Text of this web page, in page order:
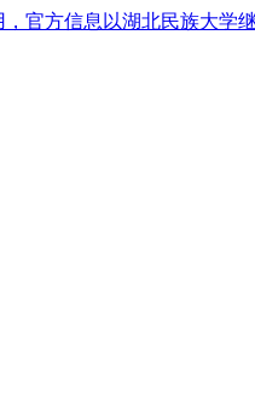
官方信息以湖北民族大学